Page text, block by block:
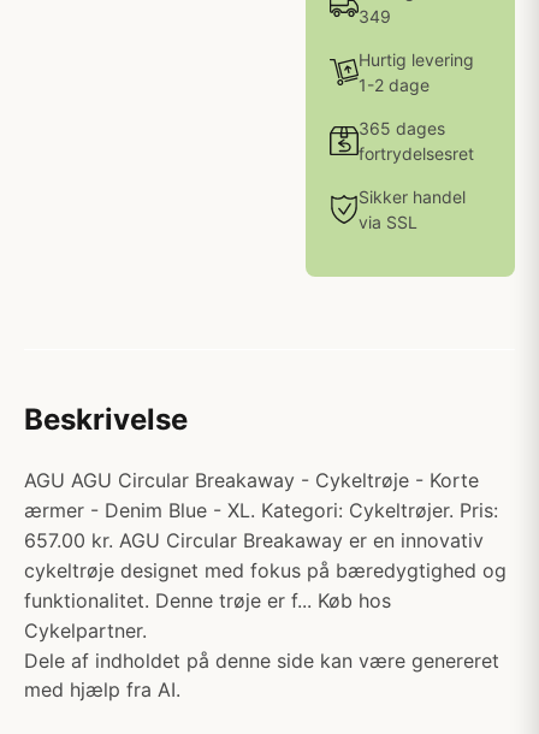
349
Hurtig levering
1-2 dage
365 dages
fortrydelsesret
Sikker handel
via SSL
Beskrivelse
AGU AGU Circular Breakaway - Cykeltrøje - Korte
ærmer - Denim Blue - XL. Kategori: Cykeltrøjer. Pris:
657.00 kr. AGU Circular Breakaway er en innovativ
cykeltrøje designet med fokus på bæredygtighed og
funktionalitet. Denne trøje er f... Køb hos
Cykelpartner.
Dele af indholdet på denne side kan være genereret
med hjælp fra AI.